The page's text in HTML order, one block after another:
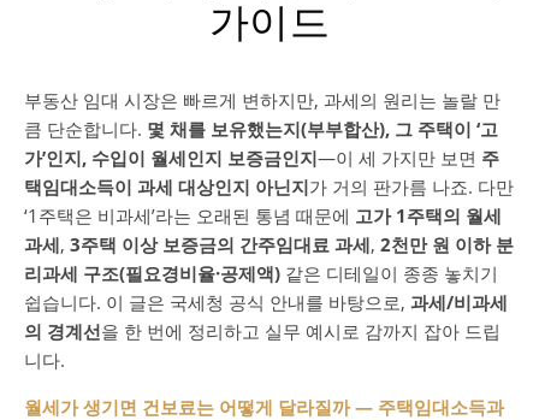
가이드
부동산 임대 시장은 빠르게 변하지만, 과세의 원리는 놀랄 만
큼 단순합니다. 몇 채를 보유했는지(부부합산), 그 주택이 ‘고
가’인지, 수입이 월세인지 보증금인지—이 세 가지만 보면 주
택임대소득이 과세 대상인지 아닌지가 거의 판가름 나죠. 다만
‘1주택은 비과세’라는 오래된 통념 때문에 고가 1주택의 월세
과세, 3주택 이상 보증금의 간주임대료 과세, 2천만 원 이하 분
리과세 구조(필요경비율·공제액) 같은 디테일이 종종 놓치기
쉽습니다. 이 글은 국세청 공식 안내를 바탕으로, 과세/비과세
의 경계선을 한 번에 정리하고 실무 예시로 감까지 잡아 드립
니다.
월세가 생기면 건보료는 어떻게 달라질까 — 주택임대소득과